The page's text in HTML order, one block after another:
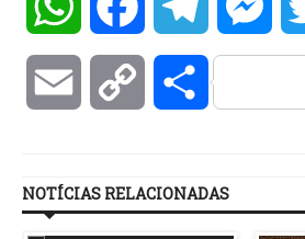
WhatsAppFacebookTelegram
Email Copy
NOTÍCIAS RELACIONADAS